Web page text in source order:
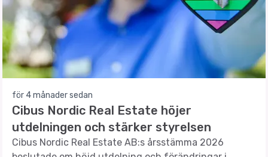
för 4 månader sedan
Cibus Nordic Real Estate höjer
utdelningen och stärker styrelsen
Cibus Nordic Real Estate AB:s årsstämma 2026